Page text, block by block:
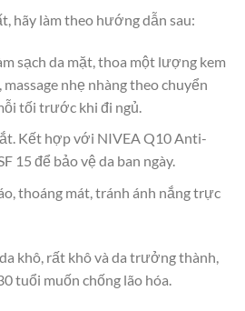
hãy làm theo hướng dẫn sau:
sạch da mặt, thoa một lượng kem
nhẹ nhàng theo chuyển
tối trước khi đi ngủ.
Kết hợp với NIVEA Q10 Anti-
15 để bảo vệ da ban ngày.
thoáng mát, tránh ánh nắng trực
khô, rất khô và da trưởng thành,
tuổi muốn chống lão hóa.